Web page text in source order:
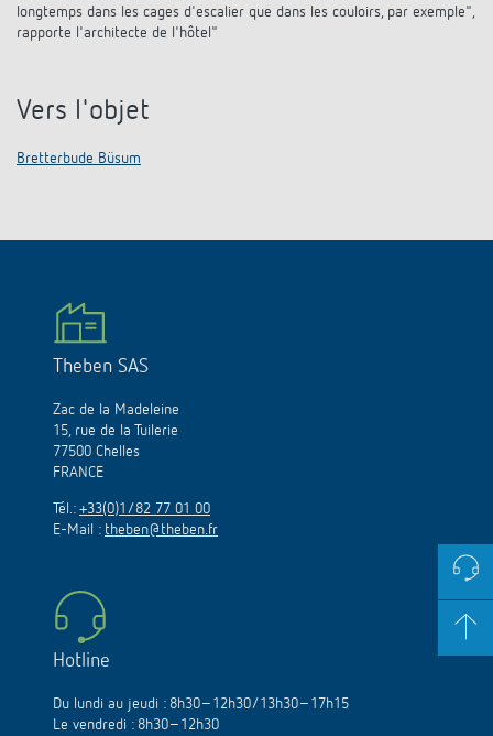
longtemps dans les cages d'escalier que dans les couloirs, par exemple",
rapporte l'architecte de l'hôtel"
Vers l'objet
Bretterbude Büsum
Theben SAS
Zac de la Madeleine
15, rue de la Tuilerie
77500 Chelles
FRANCE
Tél.: +33(0)1/82 77 01 00
E-Mail : theben@theben.fr
Hotline
Du lundi au jeudi : 8h30–12h30/13h30–17h15
Le vendredi : 8h30–12h30